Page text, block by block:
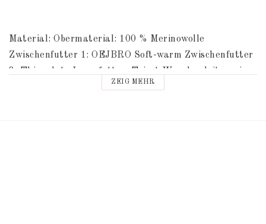
Material: Obermaterial: 100 % Merinowolle
Zwischenfutter 1: OEJBRO Soft-warm Zwischenfutter
2: Thinsulate Innenfutter: Tricot Waschanleitung im
ZEIG MEHR